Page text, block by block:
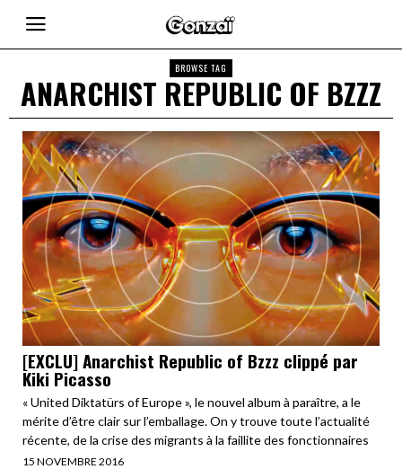
BROWSE TAG
ANARCHIST REPUBLIC OF BZZZ
[EXCLU] Anarchist Republic of Bzzz clippé par
Kiki Picasso
« United Diktatürs of Europe », le nouvel album à paraître, a le
mérite d’être clair sur l’emballage. On y trouve toute l’actualité
récente, de la crise des migrants à la faillite des fonctionnaires
15 NOVEMBRE 2016